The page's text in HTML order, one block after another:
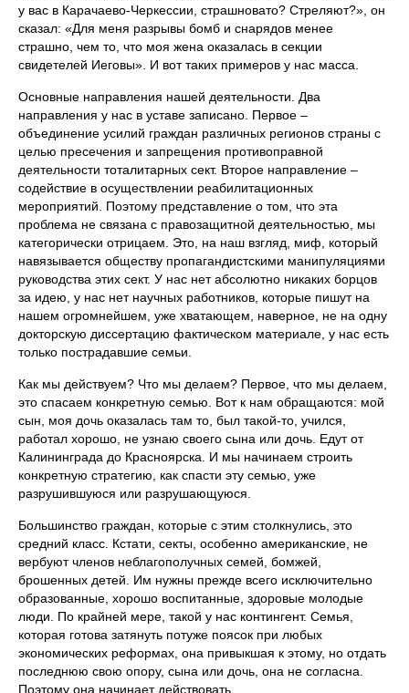
у вас в Карачаево-Черкессии, страшновато? Стреляют?», он
сказал: «Для меня разрывы бомб и снарядов менее
страшно, чем то, что моя жена оказалась в секции
свидетелей Иеговы». И вот таких примеров у нас масса.
Основные направления нашей деятельности. Два
направления у нас в уставе записано. Первое –
объединение усилий граждан различных регионов страны с
целью пресечения и запрещения противоправной
деятельности тоталитарных сект. Второе направление –
содействие в осуществлении реабилитационных
мероприятий. Поэтому представление о том, что эта
проблема не связана с правозащитной деятельностью, мы
категорически отрицаем. Это, на наш взгляд, миф, который
навязывается обществу пропагандистскими манипуляциями
руководства этих сект. У нас нет абсолютно никаких борцов
за идею, у нас нет научных работников, которые пишут на
нашем огромнейшем, уже хватающем, наверное, не на одну
докторскую диссертацию фактическом материале, у нас есть
только пострадавшие семьи.
Как мы действуем? Что мы делаем? Первое, что мы делаем,
это спасаем конкретную семью. Вот к нам обращаются: мой
сын, моя дочь оказалась там то, был такой-то, учился,
работал хорошо, не узнаю своего сына или дочь. Едут от
Калининграда до Красноярска. И мы начинаем строить
конкретную стратегию, как спасти эту семью, уже
разрушившуюся или разрушающуюся.
Большинство граждан, которые с этим столкнулись, это
средний класс. Кстати, секты, особенно американские, не
вербуют членов неблагополучных семей, бомжей,
брошенных детей. Им нужны прежде всего исключительно
образованные, хорошо воспитанные, здоровые молодые
люди. По крайней мере, такой у нас контингент. Семья,
которая готова затянуть потуже поясок при любых
экономических реформах, она привыкшая к этому, но отдать
последнюю свою опору, сына или дочь, она не согласна.
Поэтому она начинает действовать.